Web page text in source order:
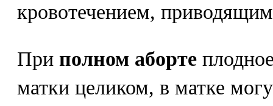
кровотечением,
При полном аборте
матки целиком, в матке